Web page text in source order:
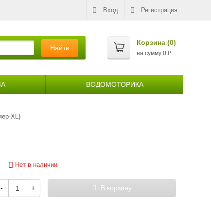
Вход Регистрация
Найти
Корзина (0)
на сумму 0 ₽
ВОДОМОТОРИКА
XL)
Нет в наличии
- + В корзину